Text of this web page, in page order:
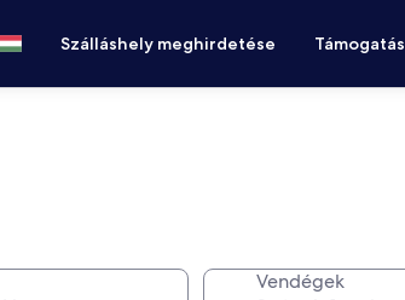
Szálláshely meghirdetése Támogatás
Vendégek